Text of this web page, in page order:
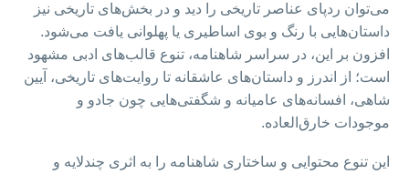
می‌توان ردپای عناصر تاریخی را دید و در بخش‌های تاریخی نیز
داستان‌هایی با رنگ و بوی اساطیری یا پهلوانی یافت می‌شود.
افزون بر این، در سراسر شاهنامه، تنوع قالب‌های ادبی مشهود
است؛ از اندرز و داستان‌های عاشقانه تا روایت‌های تاریخی، آیین
شاهی، افسانه‌های عامیانه و شگفتی‌هایی چون جادو و
موجودات خارق‌العاده.
این تنوع محتوایی و ساختاری شاهنامه را به اثری چندلایه و